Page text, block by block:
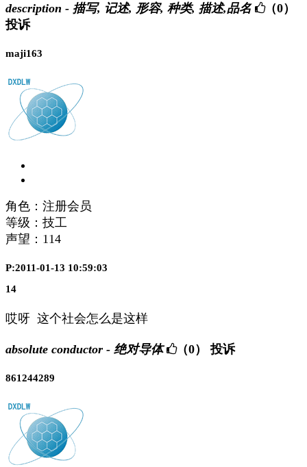
description - 描写, 记述, 形容, 种类, 描述,品名
（0）
投诉
maji163
角色：注册会员
等级：技工
声望： 114
P:2011-01-13 10:59:03
14
哎呀 这个社会怎么是这样
absolute conductor - 绝对导体 （0） 投诉
861244289